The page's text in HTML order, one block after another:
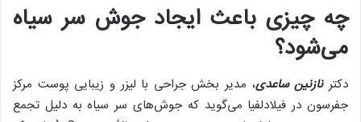
چه چیزی باعث ایجاد جوش‌ سر سیاه
می‌شود؟
دکترنازنین ساعدی، مدیر بخش جراحی با لیزر و زیبایی پوست مرکز
جفرسون در فیلادلفیا می‌گوید که جوش‌های سر سیاه به دلیل تجمع